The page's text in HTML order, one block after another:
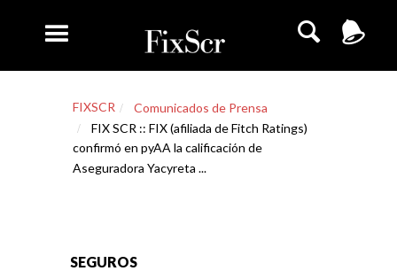
FIXSCR
Comunicados de Prensa
FIX SCR :: FIX (afiliada de Fitch Ratings)
confirmó en pyAA la calificación de
Aseguradora Yacyreta ...
SEGUROS